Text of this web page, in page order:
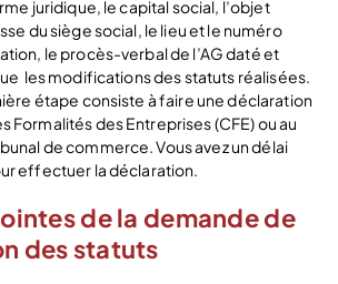
juridique, le capital social, l’objet
du siège social, le lieu et le numéro
le procès-verbal de l’AG daté et
les modifications des statuts réalisées.
étape consiste à faire une déclaration
Formalités des Entreprises (CFE) ou au
de commerce. Vous avez un délai
effectuer la déclaration.
de la demande de
des statuts